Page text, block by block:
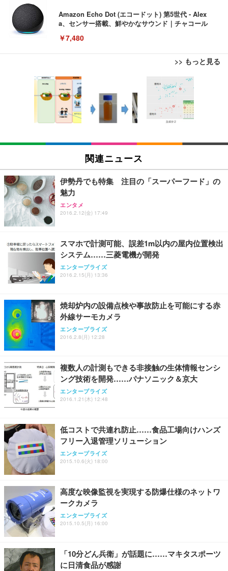
Amazon Echo Dot (エコードット) 第5世代 - Alex
a、センサー搭載、鮮やかなサウンド｜チャコール
￥7,480
>> もっと見る
[EdoErgo] オフィスチェア 椅子 テレワーク 疲れな
い 跳ね上げ式アームレスト コンパクト 約105度ロッ
キング pc 事務椅子 360度回転 座面昇降 強化ナイロ
ン樹脂ベース 通気性メッシュ 在宅ワーク H-WY01
(黒網+黒枠+黒足)
￥5,699
SIHOO B100 オフィスチェア／デスクチェア メッシ
ュチェア 人間工学 疲れない ブラック
￥27,999
Sezlife オフィスチェア デスクチェア 疲れない テレ
ワーク チェア 強化バックレスト 30度ロッキング機
能 人間工学 椅子 腰サポート 90度跳ね上げ式アーム
ョン PCチェア 通気性メッシュ ゲーミング/勉強/事
務用 おしゃれ パソコンチェア (ブラック)
Sezlife オフィスチェア デスクチェア 疲れない テレ
ワーク チェア 強化バックレスト 30度ロッキング機
能 人間工学 椅子 腰サポート 90度跳ね上げ式アーム
務用 おしゃれ パソコンチェア (ホワイト)
ANDWINT オフィスチェア デスクチェア 肘なし メ
ッシュ 通気性 ランバーサポート付き 腰サポート ガ
ス圧無段階昇降 360度回転 キャスター付き コンパク
EIZO ビジネス向けプレミアムモニター | FlexScan
EV3240X-WT | 31.5型4K UHD・USB Type-C・ホワ
イト
￥105,595
EIZO ビジネス向けプレミアムモニター | FlexScan
【純正品】27"ゲーミングモニター DualSense 充電
フック付き（CFI-ZDM1J）
【整備済み品】Dell E2724HS 27インチ 液晶モニタ
ー フルHD（1920×1080）VA 非光沢 HDMI/DisplayP
ort/VGA スピーカー内蔵 高さ調整 スイベル VESA対
【MiniLED/24.5inch/280Hz/FHD】GRAPHT THE S
HOOTER Gaming Monitor 24” Essential ゲーミン
グモニター QD 24.5インチ 1ms FHD 量子ドット 残
Amazonベーシック ペットシーツ 薄型 レギュラー 1
回使い捨て 無香料 ホワイト 300枚
￥3,373
Amazonベーシック ペットシーツ 厚型 ワイド 42枚
x2袋(84枚) ホワイト(吸収面:ライトブルー)
￥3,234
ネオ・ルーライフ ネオ・オムツ L 中型犬用 26枚入
り 単品
Smart Basic(スマートベーシック) 【Amazon.co.jp
限定】 Smart Basic アイリスオーヤマ ペットシーツ
超厚型 お徳用 ワイド 100枚入 (x 1) (ケース販売)
アイリスオーヤマ ペットシーツ 超厚型 お徳用 レギ
ュラー 200枚入【Amazon.co.jp限定】
関連ニュース
伊勢丹でも特集 注目の「スーパーフード」の
魅力
エンタメ
2016.2.12(金) 17:49
スマホで計測可能、誤差1m以内の屋内位置検出
システム……三菱電機が開発
エンタープライズ
2016.2.15(月) 13:36
焼却炉内の設備点検や事故防止を可能にする赤
外線サーモカメラ
エンタープライズ
2016.2.8(月) 12:28
複数人の計測もできる非接触の生体情報センシ
ング技術を開発……パナソニック＆京大
エンタープライズ
2016.1.21(木) 12:48
低コストで共連れ防止……食品工場向けハンズ
フリー入退管理ソリューション
エンタープライズ
2015.10.6(火) 18:00
高度な映像監視を実現する防爆仕様のネットワ
ークカメラ
エンタープライズ
2015.10.5(月) 16:00
「10分どん兵衛」が話題に……マキタスポーツ
に日清食品が感謝